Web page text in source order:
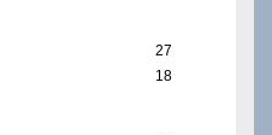
27
18